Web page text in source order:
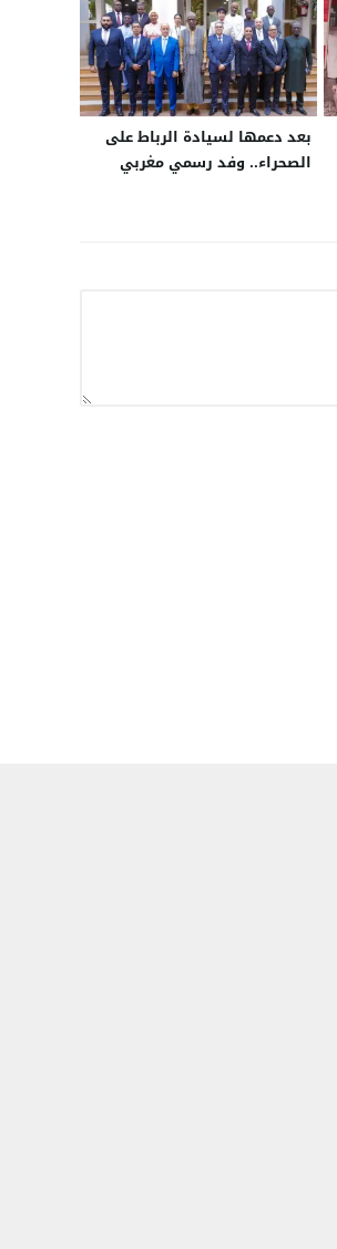
بعد دعمها لسيادة الرباط على
الصحراء.. وفد رسمي مغربي